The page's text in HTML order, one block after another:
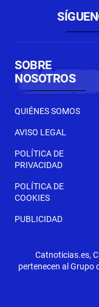
SOBRE
NOSOTROS
QUIÉNES SOMOS
AVISO LEGAL
POLÍTICA DE
PRIVACIDAD
POLÍTICA DE
COOKIES
PUBLICIDAD
Catnoticias.es,
pertenecen al Grupo